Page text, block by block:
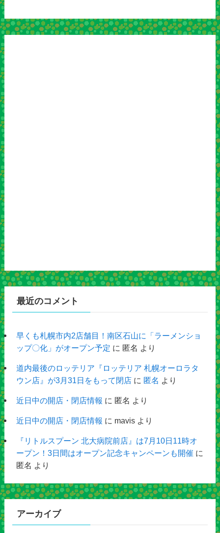
最近のコメント
早くも札幌市内2店舗目！南区石山に「ラーメンショ
ップ〇化」がオープン予定 に 匿名 より
道内最後のロッテリア『ロッテリア 札幌オーロラタ
ウン店』が3月31日をもって閉店に 匿名 より
近日中の開店・閉店情報 に 匿名 より
近日中の開店・閉店情報 に mavisより
『リトルスプーン 北大病院前店』は7月10日11時オ
ープン！3日間はオープン記念キャンペーンも開催 に
匿名 より
アーカイブ